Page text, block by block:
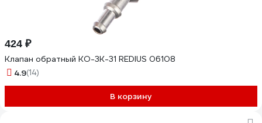
424 ₽
Клапан обратный КО-3К-31 REDIUS 06108
4.9(14)
В корзину